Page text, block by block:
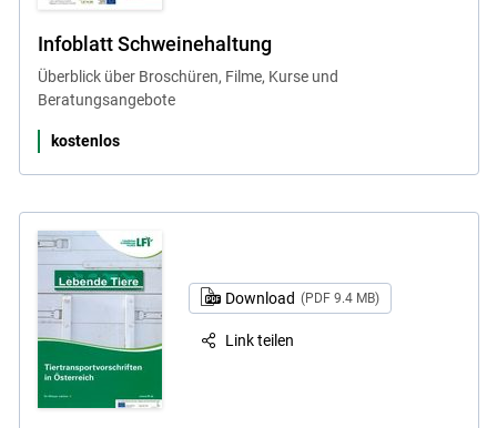
Infoblatt Schweinehaltung
Überblick über Broschüren, Filme, Kurse und
Beratungsangebote
kostenlos
Download (PDF 9.4 MB)
Link teilen